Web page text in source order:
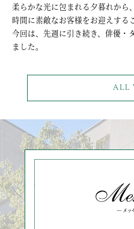
柔らかな光に包まれる夕暮れから
時間に素敵なお客様をお迎えする
今回は、先週に引き続き、俳優・
ました。
ALL